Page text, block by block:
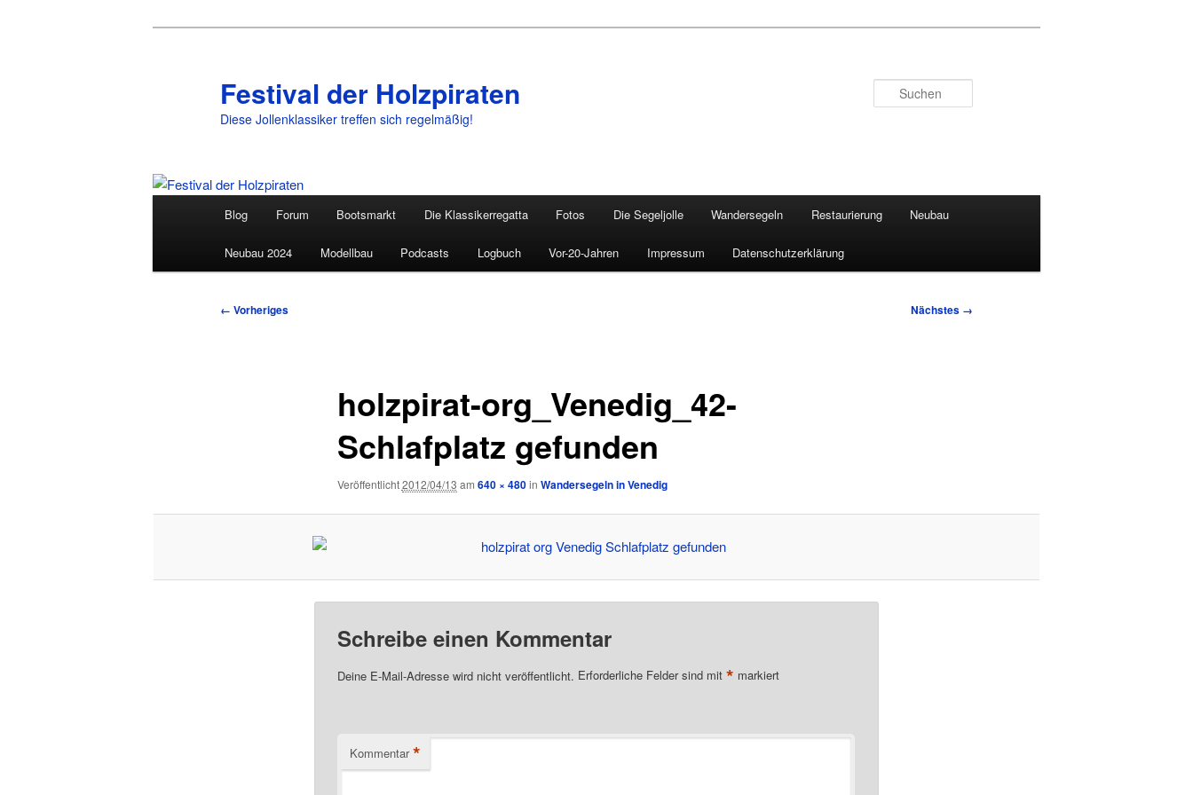
Festival der Holzpiraten
Diese Jollenklassiker treffen sich regelmäßig!
Zum
primären
Inhalt
Blog Forum Bootsmarkt Die Klassikerregatta Fotos Die Segeljolle Wandersegeln Restaurierung Neubau
Neubau 2024 Modellbau Podcasts Logbuch Vor-20-Jahren Impressum Datenschutzerklärung
Bilder-
← Vorheriges Nächstes →
holzpirat-org_Venedig_42-
Schlafplatz gefunden
Veröffentlicht2012/04/13 am 640 × 480in Wandersegeln in Venedig
Schreibe einen Kommentar
Deine E-Mail-Adresse wird nicht veröffentlicht. Erforderliche Felder sind mit * markiert
Kommentar *